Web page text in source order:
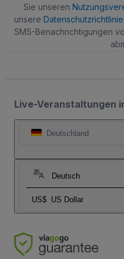
Sie unseren
unsere Datenschutzrichtlinie
SMS-Benachrichtigungen
Live-Veranstaltungen
Deutschland
Deutsch
US$ US Dollar